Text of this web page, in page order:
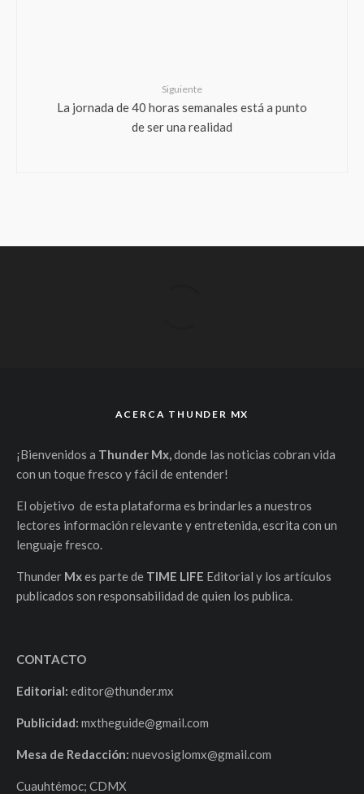
Siguiente
La jornada de 40 horas semanales está a punto
de ser una realidad
ACERCA THUNDER MX
¡Bienvenidos a Thunder Mx,donde las noticias cobran vida
con un toque fresco y fácil de entender!
El objetivo de esta plataforma es brindarles a nuestros
lectores información relevante y entretenida, escrita con un
lenguaje fresco.
Thunder Mxes parte de TIME LIFE Editorial y los artículos
publicados son responsabilidad de quien los publica.
CONTACTO
Editorial: editor@thunder.mx
Publicidad: mxtheguide@gmail.com
Mesa de Redacción: nuevosiglomx@gmail.com
Cuauhtémoc; CDMX